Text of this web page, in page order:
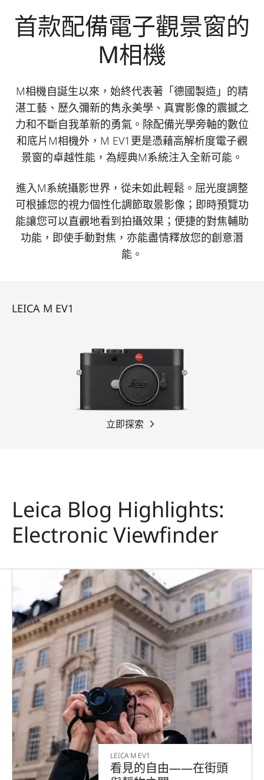
首款配備電子觀景窗的
M相機
M相機自誕生以來，始終代表著「德國製造」的精
湛工藝、歷久彌新的雋永美學、真實影像的震撼之
力和不斷自我革新的勇氣。除配備光學旁軸的數位
和底片M相機外，M EV1更是憑藉高解析度電子觀
景窗的卓越性能，為經典M系統注入全新可能。
進入M系統攝影世界，從未如此輕鬆。屈光度調整
可根據您的視力個性化調節取景影像；即時預覽功
能讓您可以直觀地看到拍攝效果；便捷的對焦輔助
功能，即使手動對焦，亦能盡情釋放您的創意潛
能。
LEICA M EV1
立即探索
Leica Blog Highlights:
Electronic Viewfinder
LEICA M EV1
看見的自由——在街頭